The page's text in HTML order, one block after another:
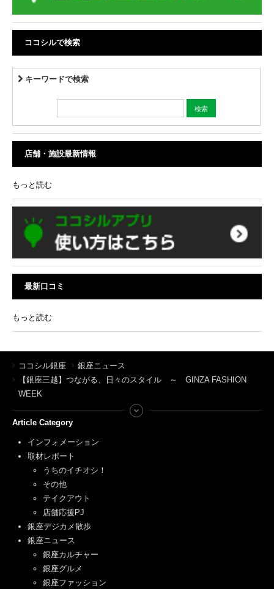
ココシルで検索
キーワードで検索
店舗・施設最新情報
もっと読む
最新口コミ
もっと読む
ココシル銀座
銀座ニュース
【銀座三越】つながる、日々のスタイル ～ GINZA FASHION
WEEK
Article Category
インフォメーション
取材レポート
うちのイチオシ！
その他
テイクアウト
店舗応援PJ
銀座デジカメ散歩
銀座ニュース
銀座カルチャー
銀座グルメ
銀座ファッション